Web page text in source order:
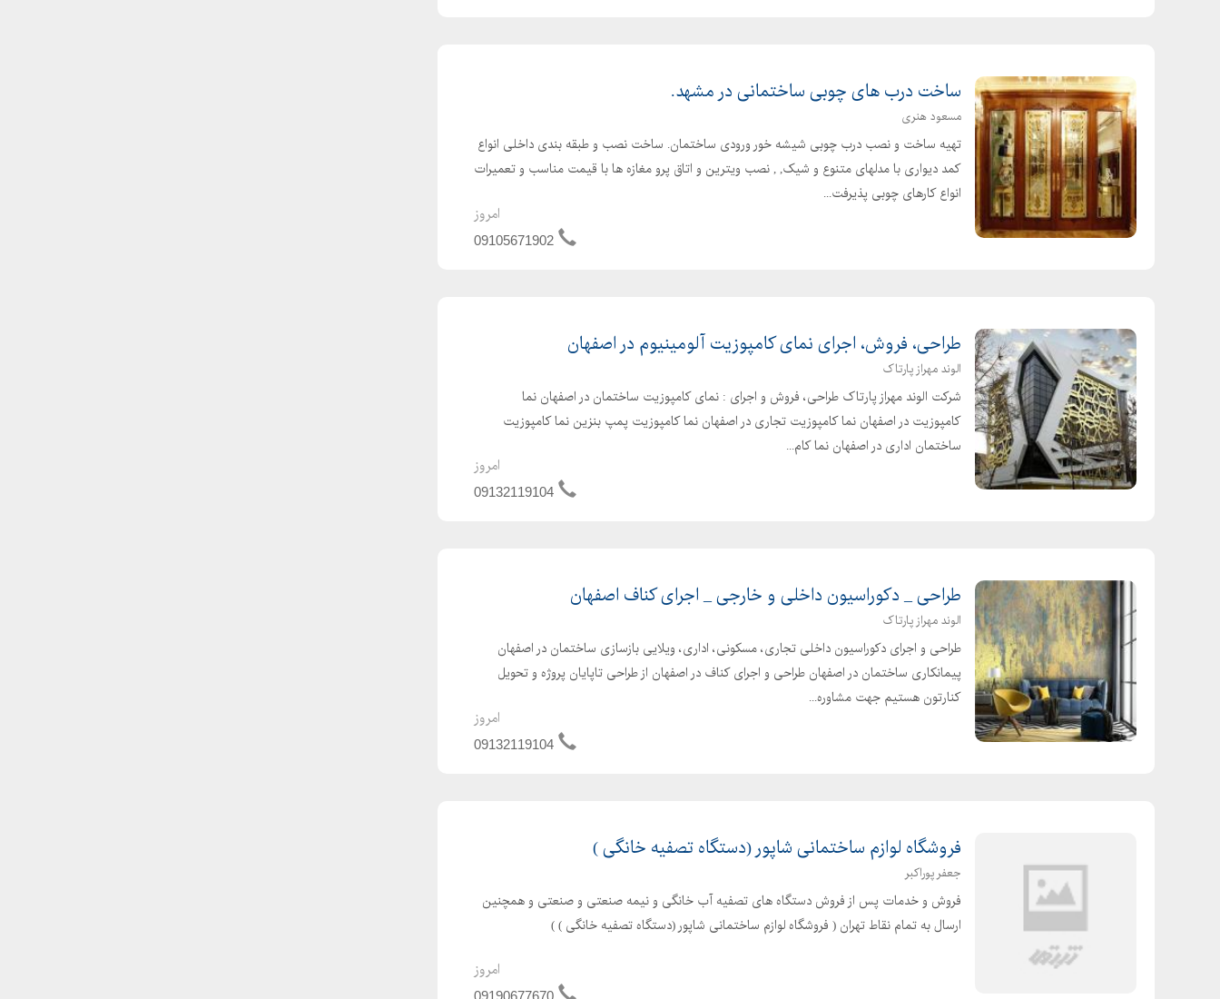
ساخت درب های چوبی ساختمانی در مشهد.
مسعود هنری
تهیه ساخت و نصب درب چوبی شیشه خور ورودی ساختمان. ساخت نصب و طبقه بندی داخلی انواع
کمد دیواری با مدلهای متنوع و شیک, , نصب ویترین و اتاق پرو مغازه ها با قیمت مناسب و تعمیرات
انواع کارهای چوبی پذیرفت...
امروز
09105671902
طراحی، فروش، اجرای نمای کامپوزیت آلومینیوم در اصفهان
الوند مهراز پارتاک
شرکت الوند مهراز پارتاک طراحی، فروش و اجرای : نمای کامپوزیت ساختمان در اصفهان نما
کامپوزیت در اصفهان نما کامپوزیت تجاری در اصفهان نما کامپوزیت پمپ بنزین نما کامپوزیت
ساختمان اداری در اصفهان نما کام...
امروز
09132119104
طراحی _ دکوراسیون داخلی و خارجی _ اجرای کناف اصفهان
الوند مهراز پارتاک
طراحی و اجرای دکوراسیون داخلی تجاری، مسکونی، اداری، ویلایی بازسازی ساختمان در اصفهان
پیمانکاری ساختمان در اصفهان طراحی و اجرای کناف در اصفهان از طراحی تاپایان پروژه و تحویل
کنارتون هستیم جهت مشاوره...
امروز
09132119104
فروشگاه لوازم ساختمانی شاپور (دستگاه تصفیه خانگی )
جعفر پوراکبر
فروش و خدمات پس از فروش دستگاه های تصفیه آب خانگی و نیمه صنعتی و صنعتی و همچنین
ارسال به تمام نقاط تهران ( فروشگاه لوازم ساختمانی شاپور (دستگاه تصفیه خانگی ) )
امروز